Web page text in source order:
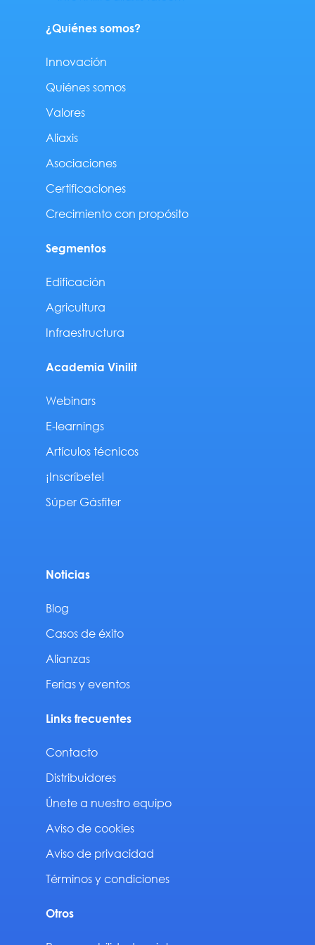
¿Quiénes somos?
Innovación
Quiénes somos
Valores
Aliaxis
Asociaciones
Certificaciones
Crecimiento con propósito
Segmentos
Edificación
Agricultura
Infraestructura
Academia Vinilit
Webinars
E-learnings
Artículos técnicos
¡Inscríbete!
Súper Gásfiter
Noticias
Blog
Casos de éxito
Alianzas
Ferias y eventos
Links frecuentes
Contacto
Distribuidores
Únete a nuestro equipo
Aviso de cookies
Aviso de privacidad
Términos y condiciones
Otros